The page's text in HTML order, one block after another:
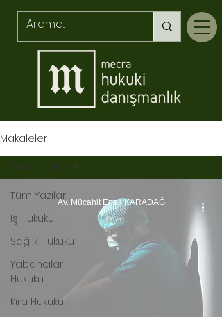
Makaleler
Tüm Yazılar
İş Hukuku
Sağlık Hukuku
Yabancılar
Hukuku
Kira Hukuku
Tüm Yazılar
Av. Mücahit Enes KARADAĞ